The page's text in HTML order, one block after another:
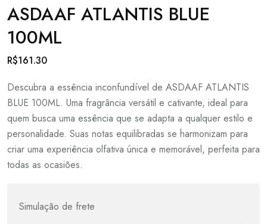
ASDAAF ATLANTIS BLUE
100ML
R$161.30
Descubra a essência inconfundível de ASDAAF ATLANTIS
BLUE 100ML. Uma fragrância versátil e cativante, ideal para
quem busca uma essência que se adapta a qualquer estilo e
personalidade. Suas notas equilibradas se harmonizam para
criar uma experiência olfativa única e memorável, perfeita para
todas as ocasiões.
Simulação de frete